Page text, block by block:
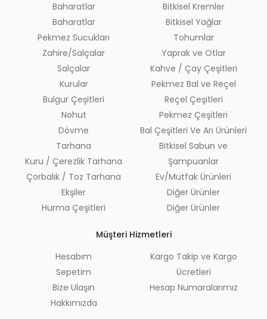
Baharatlar
Baharatlar
Pekmez Sucukları
Zahire/Salçalar
Salçalar
Kurular
Bulgur Çeşitleri
Nohut
Dövme
Tarhana
Kuru / Çerezlik Tarhana
Çorbalık / Toz Tarhana
Ekşiler
Hurma Çeşitleri
Bitkisel Kremler
Bitkisel Yağlar
Tohumlar
Yaprak ve Otlar
Kahve / Çay Çeşitleri
Pekmez Bal ve Reçel
Reçel Çeşitleri
Pekmez Çeşitleri
Bal Çeşitleri Ve Arı Ürünleri
Bitkisel Sabun ve
Şampuanlar
Ev/Mutfak Ürünleri
Diğer Ürünler
Diğer Ürünler
Müşteri Hizmetleri
Hesabım
Sepetim
Bize Ulaşın
Hakkımızda
Kargo Takip ve Kargo
Ücretleri
Hesap Numaralarımız